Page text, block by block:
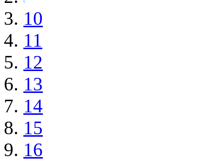
10
11
12
13
14
15
16